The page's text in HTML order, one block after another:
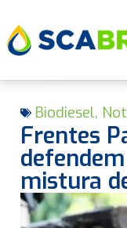
Biodiesel,
Frentes
mistura